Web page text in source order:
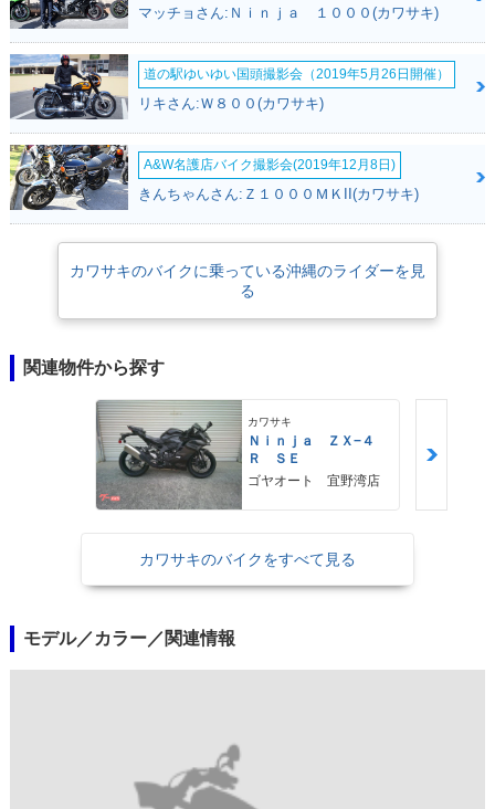
マッチョさん:Ｎｉｎｊａ １０００(カワサキ)
道の駅ゆいゆい国頭撮影会（2019年5月26日開催）
リキさん:Ｗ８００(カワサキ)
A&W名護店バイク撮影会(2019年12月8日)
きんちゃんさん:Ｚ１０００ＭＫII(カワサキ)
カワサキのバイクに乗っている沖縄のライダーを見
る
関連物件から探す
カワサキ
Ｎｉｎｊａ ＺＸ−４
Ｒ ＳＥ
ゴヤオート 宜野湾店
カワサキのバイクをすべて見る
モデル／カラー／関連情報